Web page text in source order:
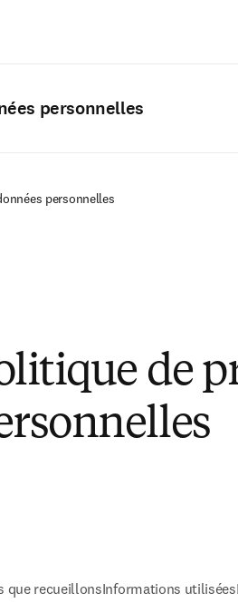
personnelles
personnelles
de
que recueillonsInformations utilisées